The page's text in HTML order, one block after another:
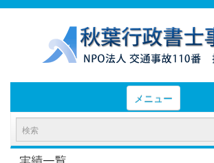
メニュー
HOME
お知らせと業務日誌